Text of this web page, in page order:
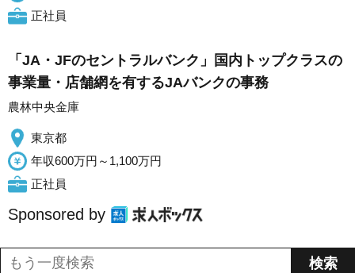
正社員
「JA・JFのセントラルバンク」国内トップクラスの
事業量・店舗網を有するJAバンクの事務
農林中央金庫
東京都
年収600万円～1,100万円
正社員
Sponsored by